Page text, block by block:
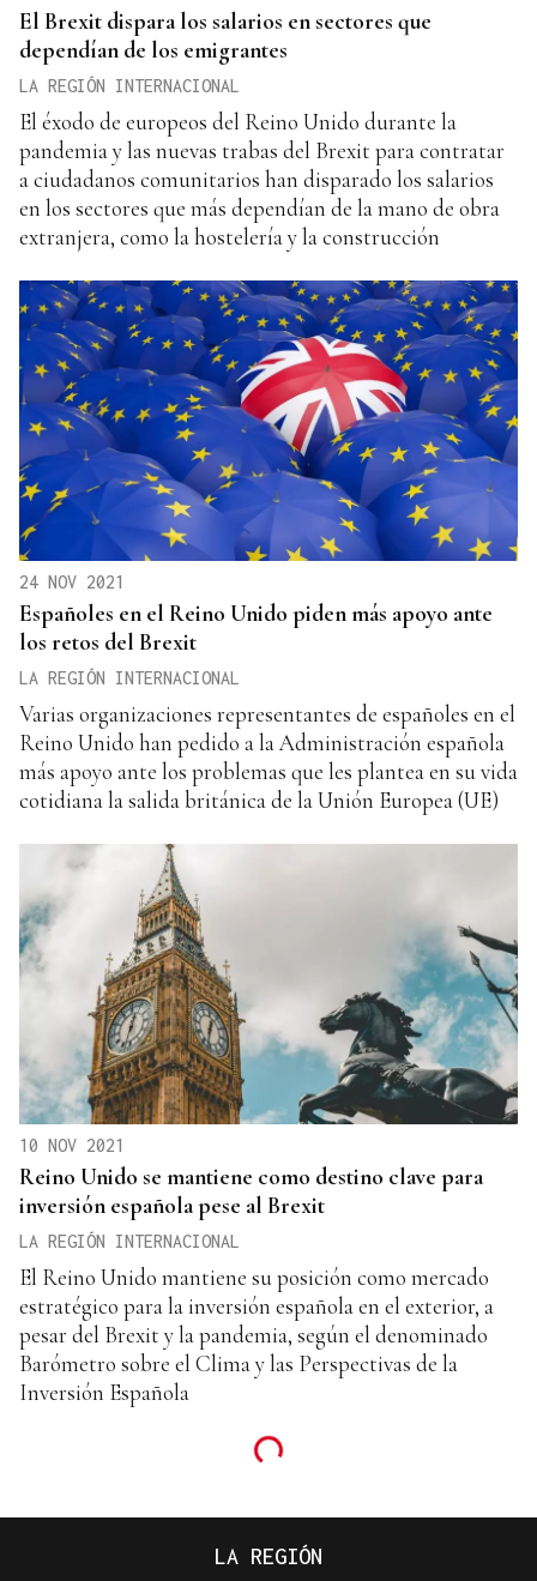
El Brexit dispara los salarios en sectores que
dependían de los emigrantes
LA REGIÓN INTERNACIONAL
El éxodo de europeos del Reino Unido durante la
pandemia y las nuevas trabas del Brexit para contratar
a ciudadanos comunitarios han disparado los salarios
en los sectores que más dependían de la mano de obra
extranjera, como la hostelería y la construcción
24 NOV 2021
Españoles en el Reino Unido piden más apoyo ante
los retos del Brexit
LA REGIÓN INTERNACIONAL
Varias organizaciones representantes de españoles en el
Reino Unido han pedido a la Administración española
más apoyo ante los problemas que les plantea en su vida
cotidiana la salida británica de la Unión Europea (UE)
10 NOV 2021
Reino Unido se mantiene como destino clave para
inversión española pese al Brexit
LA REGIÓN INTERNACIONAL
El Reino Unido mantiene su posición como mercado
estratégico para la inversión española en el exterior, a
pesar del Brexit y la pandemia, según el denominado
Barómetro sobre el Clima y las Perspectivas de la
Inversión Española
LA REGIÓN